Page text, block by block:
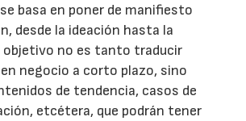
basa en poner de manifiesto
desde la ideación hasta la
objetivo no es tanto traducir
negocio a corto plazo, sino
de tendencia, casos de
etcétera, que podrán tener